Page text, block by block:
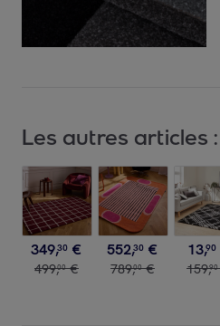
Les autres articles :
349,30 €
499,00 €
552,30 €
789,00 €
13,90
159,90